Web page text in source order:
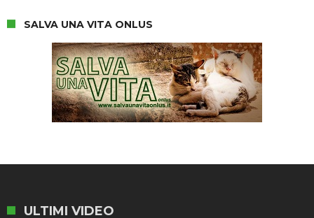
SALVA UNA VITA ONLUS
ULTIMI VIDEO